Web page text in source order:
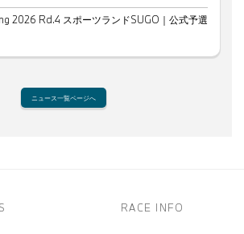
2026 Rd.4 スポーツランドSUGO｜公式予選
ニュース一覧ページへ
RACE INFO